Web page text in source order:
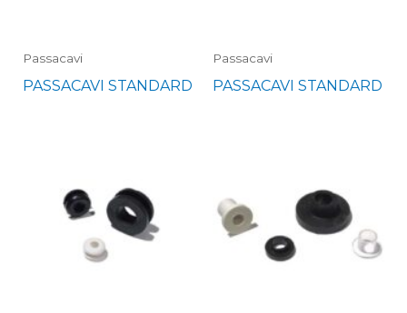
Passacavi
PASSACAVI STANDARD
Passacavi
PASSACAVI STANDARD